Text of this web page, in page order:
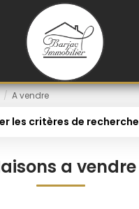
ACCUEIL
A vendre
les critères de recherche
a vendre